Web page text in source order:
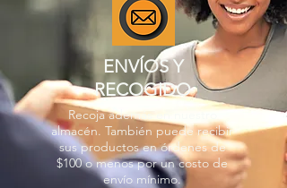
ENVÍOS Y
RECOGIDO
Recoja además en nuestro
almacén. También puede recibir
sus productos en órdenes de
$100 o menos por un costo de
envío mínimo.